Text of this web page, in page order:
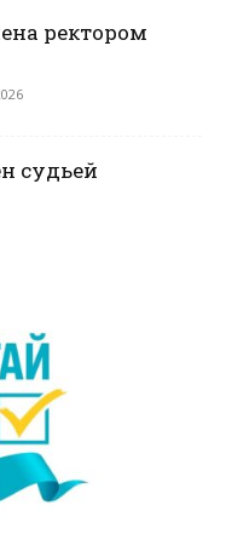
ректором
судьей